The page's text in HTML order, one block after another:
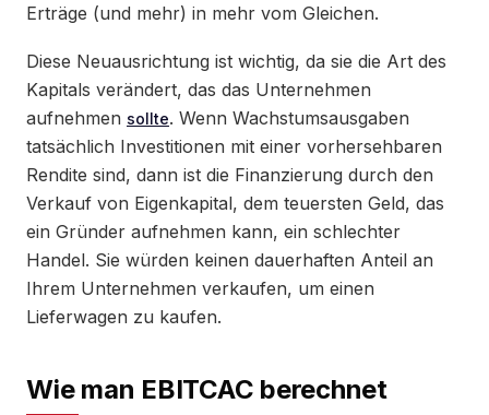
Erträge (und mehr) in mehr vom Gleichen.
Diese Neuausrichtung ist wichtig, da sie die Art des
Kapitals verändert, das das Unternehmen
aufnehmen sollte. Wenn Wachstumsausgaben
tatsächlich Investitionen mit einer vorhersehbaren
Rendite sind, dann ist die Finanzierung durch den
Verkauf von Eigenkapital, dem teuersten Geld, das
ein Gründer aufnehmen kann, ein schlechter
Handel. Sie würden keinen dauerhaften Anteil an
Ihrem Unternehmen verkaufen, um einen
Lieferwagen zu kaufen.
Wie man EBITCAC berechnet